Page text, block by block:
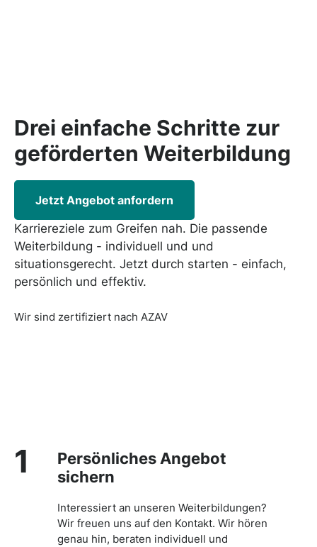
Drei einfache Schritte zur
geförderten Weiterbildung
Jetzt Angebot anfordern
Karriereziele zum Greifen nah. Die passende
Weiterbildung - individuell und und
situationsgerecht. Jetzt durch starten - einfach,
persönlich und effektiv.
Wir sind zertifiziert nach AZAV
1
Persönliches Angebot
sichern
Interessiert an unseren Weiterbildungen?
Wir freuen uns auf den Kontakt. Wir hören
genau hin, beraten individuell und